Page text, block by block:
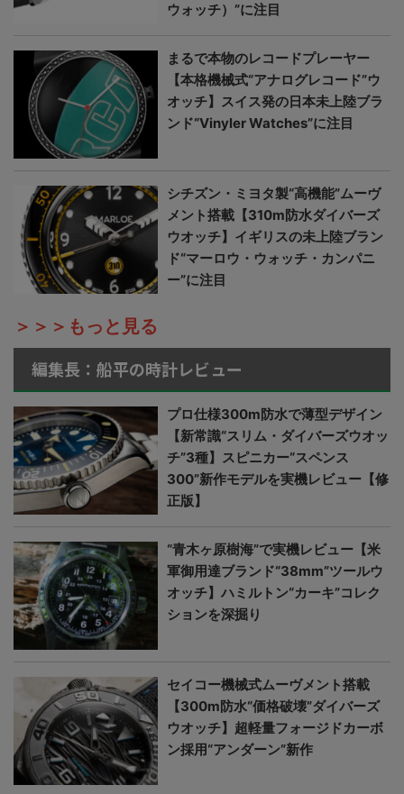
ウォッチ）”に注目
まるで本物のレコードプレーヤー
【本格機械式“アナログレコード”ウ
オッチ】スイス発の日本未上陸ブラ
ンド“Vinyler Watches”に注目
シチズン・ミヨタ製“高機能”ムーヴ
メント搭載【310m防水ダイバーズ
ウオッチ】イギリスの未上陸ブラン
ド“マーロウ・ウォッチ・カンパニ
ー”に注目
＞＞＞もっと見る
編集長：船平の時計レビュー
プロ仕様300m防水で薄型デザイン
【新常識“スリム・ダイバーズウオッ
チ”3種】スピニカー“スペンス
300”新作モデルを実機レビュー【修
正版】
“青木ヶ原樹海”で実機レビュー【米
軍御用達ブランド“38mm”ツールウ
オッチ】ハミルトン“カーキ”コレク
ションを深掘り
セイコー機械式ムーヴメント搭載
【300m防水“価格破壊”ダイバーズ
ウオッチ】超軽量フォージドカーボ
ン採用“アンダーン”新作